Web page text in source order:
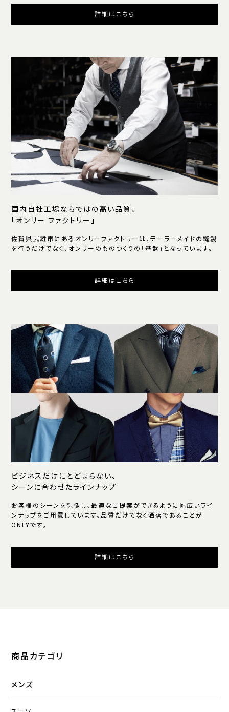
詳細はこちら
国内自社工場ならではの高い品質、
「オンリー ファクトリー」
佐賀県武雄市にあるオンリーファクトリーは、テーラーメイドの縫製
を行うだけでなく、オンリーのものつくりの「基盤」となっています。
詳細はこちら
ビジネスだけにとどまらない、
シーンに合わせたラインナップ
お客様のシーンを想像し、最適なご提案ができるように幅広いライ
ンナップをご用意しています。品質だけでなく洒落であることが
ONLYです。
詳細はこちら
商品カテゴリ
メンズ